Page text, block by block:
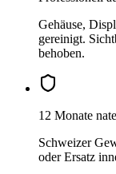
Gehäuse,
gereinigt.
behoben.
12 Monate
Schweizer
oder Ersatz